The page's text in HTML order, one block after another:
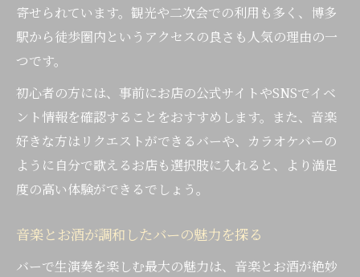
寄せられています。観光や二次会での利用も多く、博多
駅から徒歩圏内というアクセスの良さも人気の理由の一
つです。
初心者の方には、事前にお店の公式サイトやSNSでイベ
ント情報を確認することをおすすめします。また、音楽
好きな方はリクエストができるバーや、カラオケバーの
ように自分で歌えるお店も選択肢に入れると、より満足
度の高い体験ができるでしょう。
音楽とお酒が調和したバーの魅力を探る
バーで生演奏を楽しむ最大の魅力は、音楽とお酒が絶妙